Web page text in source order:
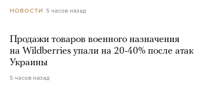
НОВОСТИ 5 часов назад
Продажи товаров военного назначения
на Wildberries упали на 20-40% после атак
Украины
5 часов назад